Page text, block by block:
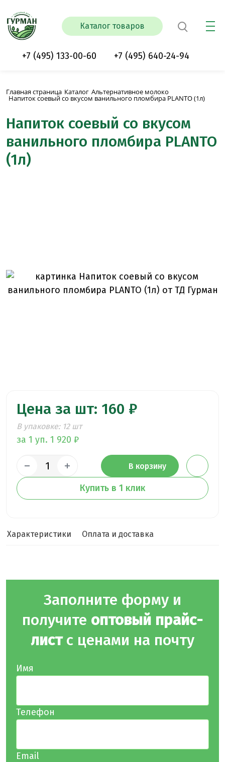
Каталог товаров
+7 (495) 133-00-60 +7 (495) 640-24-94
Главная страница Каталог Альтернативное молоко
Напиток соевый со вкусом ванильного пломбира PLANTO (1л)
Напиток соевый со вкусом
ванильного пломбира PLANTO
(1л)
Цена за шт: 160 ₽
В упаковке: 12 шт
за 1 уп. 1 920 ₽
В корзину
Купить в 1 клик
Характеристики Оплата и доставка
Заполните форму и
получите оптовый прайс-
листс ценами на почту
Имя
Телефон
Email